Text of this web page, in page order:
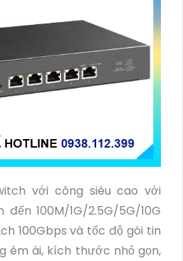
với công siêu cao với
100M/1G/2.5G/5G/10G
100Gbps và tốc độ gói tin
êm ái, kích thước nhỏ gọn,